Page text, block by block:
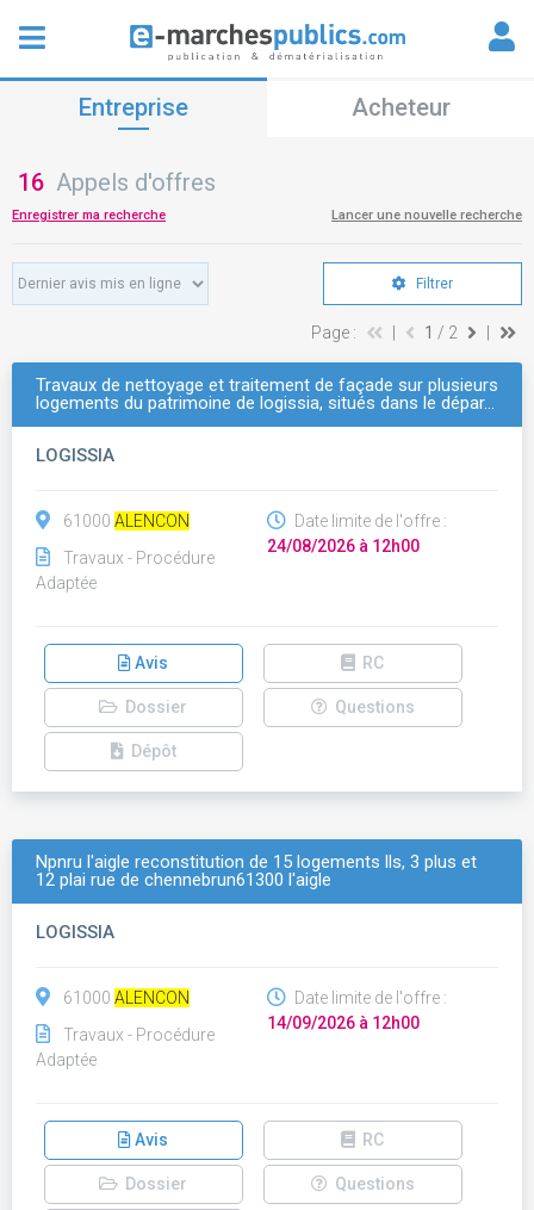
Entreprise Acheteur
16 Appels d'offres
Enregistrer ma recherche Lancer une nouvelle recherche
Filtrer
Page : 1 / 2
Travaux de nettoyage et traitement de façade sur plusieurs
logements du patrimoine de logissia, situés dans le dépar…
LOGISSIA
61000 ALENCON
Travaux - Procédure
Adaptée
Date limite de l'offre :
24/08/2026 à 12h00
Avis RC
Dossier Questions
Dépôt
Npnru l'aigle reconstitution de 15 logements lls, 3 plus et
12 plai rue de chennebrun61300 l'aigle
LOGISSIA
61000 ALENCON
Travaux - Procédure
Adaptée
Date limite de l'offre :
14/09/2026 à 12h00
Avis RC
Dossier Questions